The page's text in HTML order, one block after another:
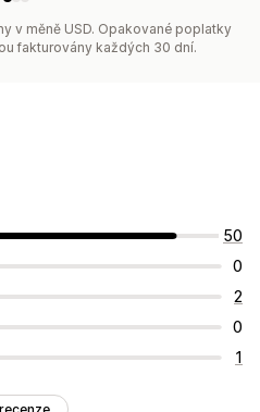
v měně USD. Opakované poplatky
fakturovány každých 30 dní.
50
0
2
0
1